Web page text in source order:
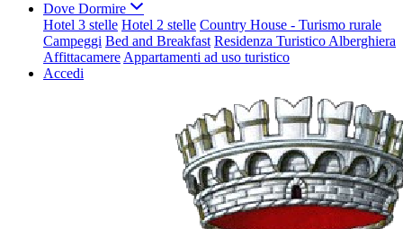
Dove Dormire
Hotel 3 stelle Hotel 2 stelle Country House - Turismo rurale
Campeggi Bed and Breakfast Residenza Turistico Alberghiera
Affittacamere Appartamenti ad uso turistico
Accedi